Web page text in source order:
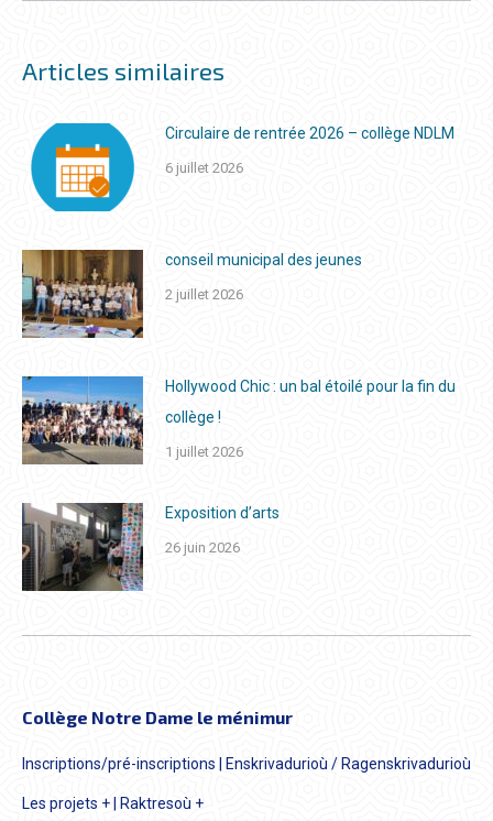
Articles similaires
Circulaire de rentrée 2026 – collège NDLM
6 juillet 2026
conseil municipal des jeunes
2 juillet 2026
Hollywood Chic : un bal étoilé pour la fin du
collège !
1 juillet 2026
Exposition d’arts
26 juin 2026
Collège Notre Dame le ménimur
Inscriptions/pré-inscriptions | Enskrivadurioù / Ragenskrivadurioù
Les projets + | Raktresoù +